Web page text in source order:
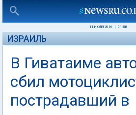
11 ИЮЛЯ 2016 01:58
ИЗРАИЛЬ
В Гиватаиме
сбил
пострадавший в